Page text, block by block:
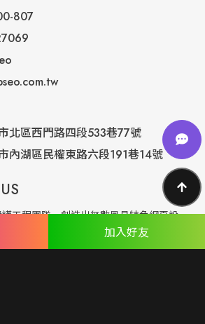
807
北區西門路四段533巷77號
內湖區民權東路六段191巷14號
工程團隊，創造出無數最具特色網頁設
是網站最新特效技術，我們仍不斷學習推
加入好友